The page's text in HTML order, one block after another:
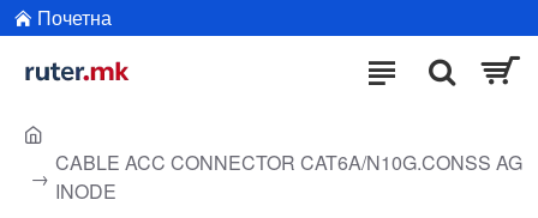
Почетна
CABLE ACC CONNECTOR CAT6A/N10G.CONSS AG
INODE